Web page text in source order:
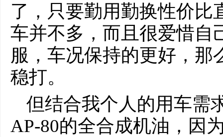
了，只要勤用勤换性价比
车并不多，而且很爱惜自
服，车况保持的更好，那
稳打。
但结合我个人的用车需
AP-80的全合成机油，因